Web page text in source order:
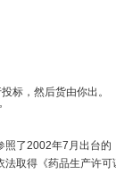
标，然后货由你出。
了2002年7月出台的
法取得《药品生产许可